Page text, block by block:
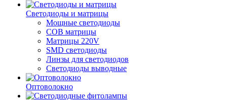
Светодиоды и матрицы
Мощные светодиоды
COB матрицы
Матрицы 220V
SMD светодиоды
Линзы для светодиодов
Светодиоды выводные
Оптоволокно